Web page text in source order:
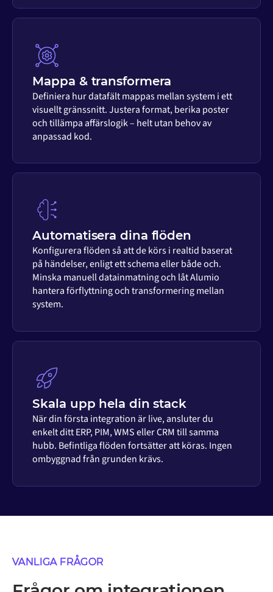
Mappa & transformera
Definiera hur datafält mappas mellan system i ett
visuellt gränssnitt. Justera format, berika poster
och tillämpa affärslogik – helt utan behov av
anpassad kod.
Automatisera dina flöden
Konfigurera flöden så att de körs i realtid baserat
på händelser, enligt ett schema eller både och.
Minska manuell datainmatning och låt Alumio
hantera förflyttning och transformering mellan
system.
Skala upp hela din stack
När din första integration är live, ansluter du
enkelt ditt ERP, PIM, WMS eller CRM till samma
hubb. Befintliga flöden fortsätter att köras. Ingen
ombyggnad från grunden krävs.
VANLIGA FRÅGOR